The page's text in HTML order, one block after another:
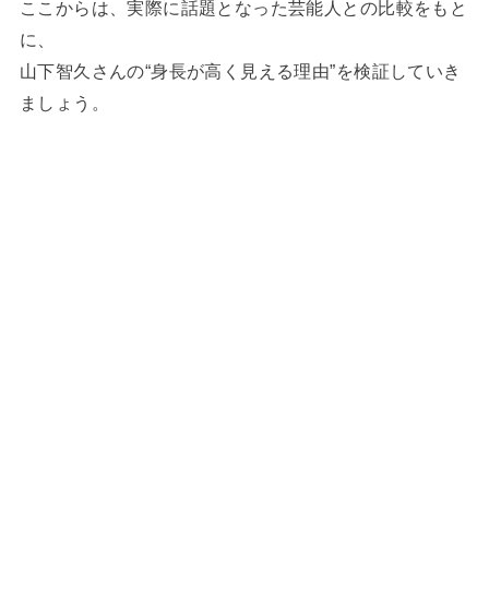
ここからは、実際に話題となった芸能人との比較をもと
に、
山下智久さんの“身長が高く見える理由”を検証していき
ましょう。